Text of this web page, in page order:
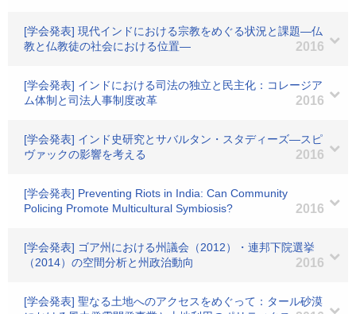
[学会発表] 現代インドにおける宗教をめぐる状況と課題―仏
教と仏教徒の社会における位置―
2016
[学会発表] インドにおける司法の独立と民主化：コレージア
ム体制と司法人事制度改革
2016
[学会発表] インド史研究とサバルタン・スタディーズ―スピ
ヴァックの影響を考える
2016
[学会発表] Preventing Riots in India: Can Community
Policing Promote Multicultural Symbiosis?
2016
[学会発表] ゴア州における州議会（2012）・連邦下院選挙
（2014）の空間分析と州政治動向
2016
[学会発表] 聖なる土地へのアクセスをめぐって：タール砂漠